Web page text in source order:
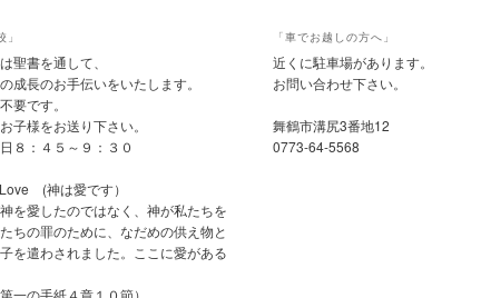
」
聖書を通して、
成長のお手伝いをいたします。
要です。
子様をお送り下さい。
８：４５～９：３０
(神は愛です）
を愛したのではなく、神が私たちを
ちの罪のために、なだめの供え物と
を遣わされました。ここに愛がある
「車でお越しの方へ」
近くに駐車場があります。
お問い合わせ下さい。
舞鶴市溝尻3番地12
0773-64-5568